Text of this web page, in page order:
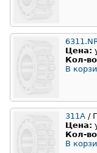
Цена:
Кол-
В
311А /
Цена:
Кол-
В